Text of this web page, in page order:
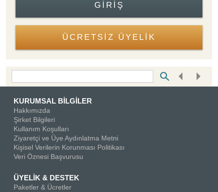
GIRIŞ
ÜCRETSİZ ÜYELİK
KURUMSAL BİLGİLER
Hakkımızda
Şirket Bilgileri
Kullanım Koşulları
Ziyaretçi ve Üye Aydınlatma Metni
Kişisel Verilerin Korunması Politikası
Veri Öznesi Başvurusu
ÜYELİK & DESTEK
Paketler & Ücretler